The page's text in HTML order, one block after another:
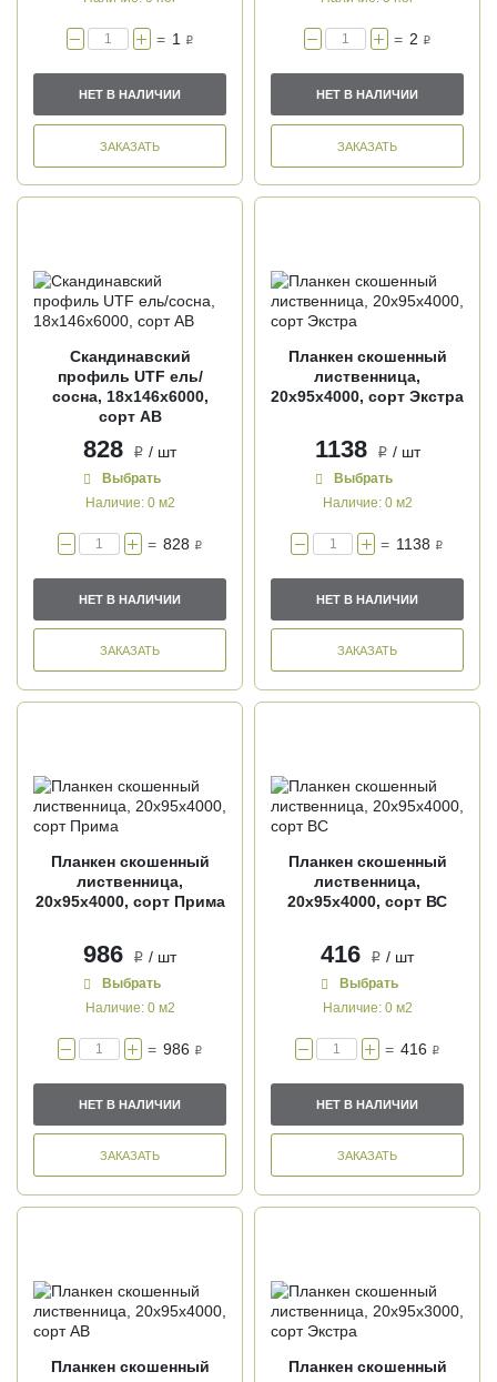
= 1 i
НЕТ В НАЛИЧИИ
ЗАКАЗАТЬ
= 2 i
НЕТ В НАЛИЧИИ
ЗАКАЗАТЬ
Скандинавский
профиль UTF ель/
сосна, 18х146х6000,
сорт АВ
828 i / шт
Выбрать
Наличие: 0 м2
= 828 i
НЕТ В НАЛИЧИИ
ЗАКАЗАТЬ
Планкен скошенный
лиственница,
20х95х4000, сорт Экстра
1138 i / шт
Выбрать
Наличие: 0 м2
= 1138 i
НЕТ В НАЛИЧИИ
ЗАКАЗАТЬ
Планкен скошенный
лиственница,
20х95х4000, сорт Прима
986 i / шт
Выбрать
Наличие: 0 м2
= 986 i
НЕТ В НАЛИЧИИ
ЗАКАЗАТЬ
Планкен скошенный
лиственница,
20х95х4000, сорт ВС
416 i / шт
Выбрать
Наличие: 0 м2
= 416 i
НЕТ В НАЛИЧИИ
ЗАКАЗАТЬ
Планкен скошенный
Планкен скошенный